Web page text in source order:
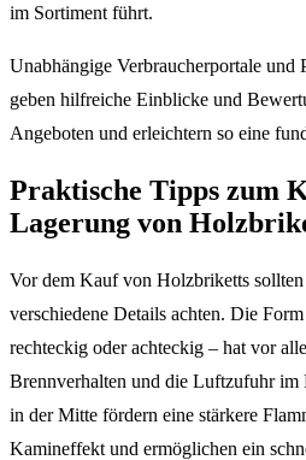
im Sortiment führt.
Unabhängige Verbraucherportale und
geben hilfreiche Einblicke und
Angeboten und erleichtern so eine
Praktische Tipps zum
Lagerung von
Vor dem Kauf von Holzbriketts
verschiedene Details achten. Die
rechteckig oder achteckig – hat vor
Brennverhalten und die Luftzufuhr im
in der Mitte fördern eine stärkere
Kamineffekt und ermöglichen ein